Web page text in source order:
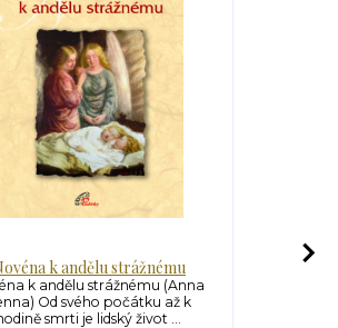
k andělu strážnému
k andělu strážnému (Anna
Od svého počátku až k
smrti je lidský život ...
Novéna a